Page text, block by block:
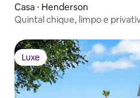
Casa ⋅ Henderson
Quintal chique, limpo e
Luxe
Luxe